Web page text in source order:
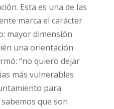
Esta es una de las
marca el carácter
mayor dimensión
una orientación
“no quiero dejar
más vulnerables
para
que son